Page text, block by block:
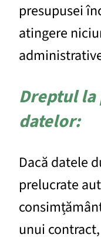
presupusei
atingere
Dreptul
datelor:
Dacă datele
prelucrate
unui